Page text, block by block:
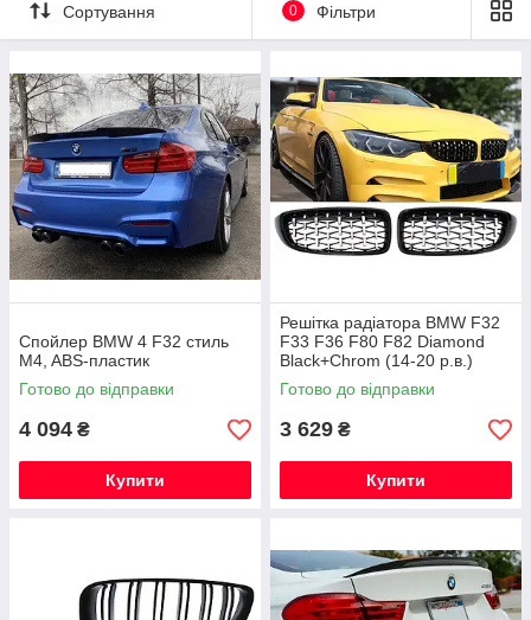
Сортування 0 Фільтри
Спойлер BMW 4 F32 стиль
M4, ABS-пластик
Готово до відправки
4 094 ₴
Купити
Решітка радіатора BMW F32
F33 F36 F80 F82 Diamond
Black+Chrom (14-20 р.в.)
Готово до відправки
3 629 ₴
Купити